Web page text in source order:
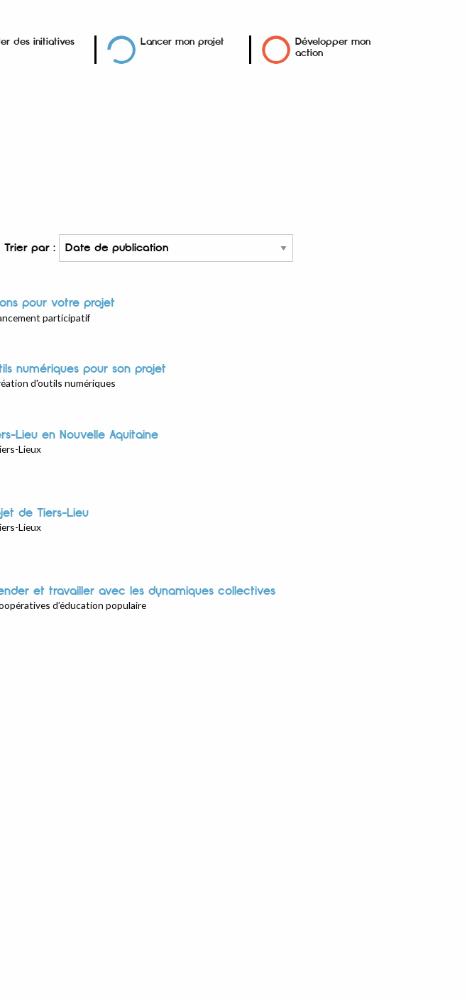
des initiatives Lancer mon projet
Développer mon
action
Trier par :
pour votre projet
participatif
numériques pour son projet
d'outils numériques
Lieu en Nouvelle Aquitaine
Lieux
de Tiers-Lieu
Lieux
et travailler avec les dynamiques collectives
d’éducation populaire